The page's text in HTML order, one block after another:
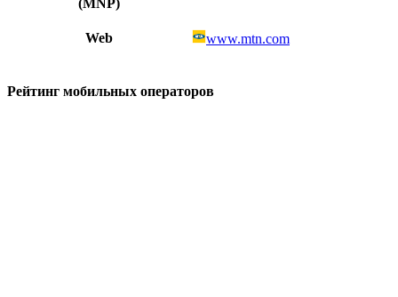
(MNP)
Web www.mtn.com
Рейтинг мобильных операторов